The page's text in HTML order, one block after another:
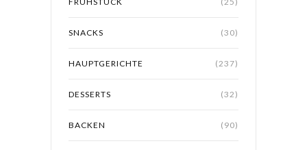
SNACKS (30)
HAUPTGERICHTE (237)
DESSERTS (32)
BACKEN (90)